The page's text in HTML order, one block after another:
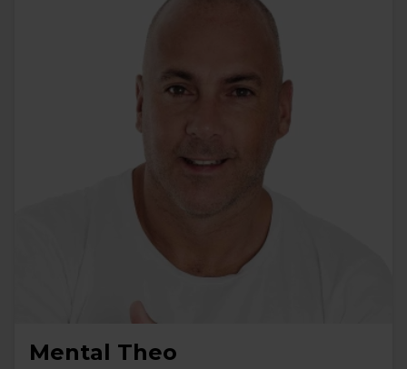
Mental Theo